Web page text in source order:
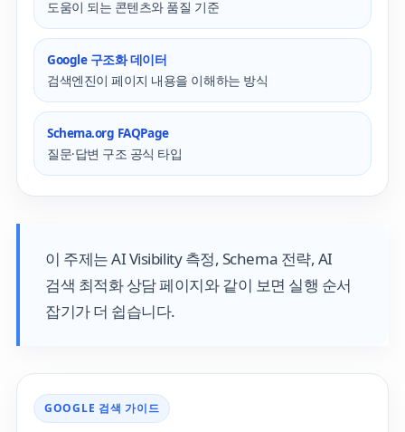
도움이 되는 콘텐츠와 품질 기준
Google 구조화 데이터
검색엔진이 페이지 내용을 이해하는 방식
Schema.org FAQPage
질문·답변 구조 공식 타입
이 주제는AI Visibility 측정,Schema 전략,AI
검색 최적화 상담 페이지와 같이 보면 실행 순서
잡기가 더 쉽습니다.
GOOGLE 검색 가이드